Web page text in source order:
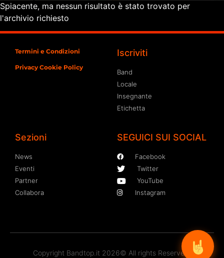
Spiacente, ma nessun risultato è stato trovato per
l'archivio richiesto
Termini e Condizioni
Privacy Cookie Policy
Iscriviti
Band
Locale
Insegnante
Etichetta
Sezioni
News
Eventi
Partner
Collabora
SEGUICI SUI SOCIAL
Facebook
Twitter
YouTube
Instagram
Copyright Bandtop.it 2026© All rights Reserved.